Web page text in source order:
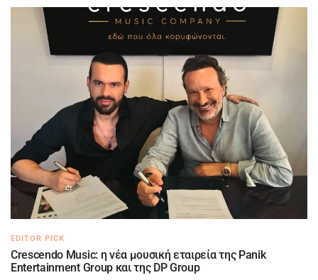
EDITOR PICK
Crescendo Music: η νέα μουσική εταιρεία της Panik
Entertainment Group και της DP Group